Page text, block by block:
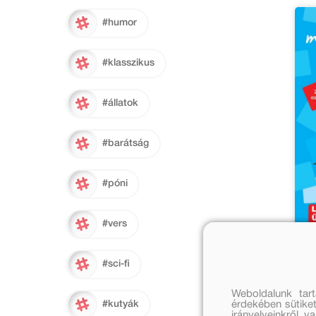
#humor
#klasszikus
#állatok
#barátság
#póni
#vers
#sci-fi
#kutyák
Weboldalunk
érdekében